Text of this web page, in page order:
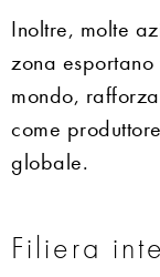
Inoltre, molte
zona
mondo,
come
globale.
Filiera